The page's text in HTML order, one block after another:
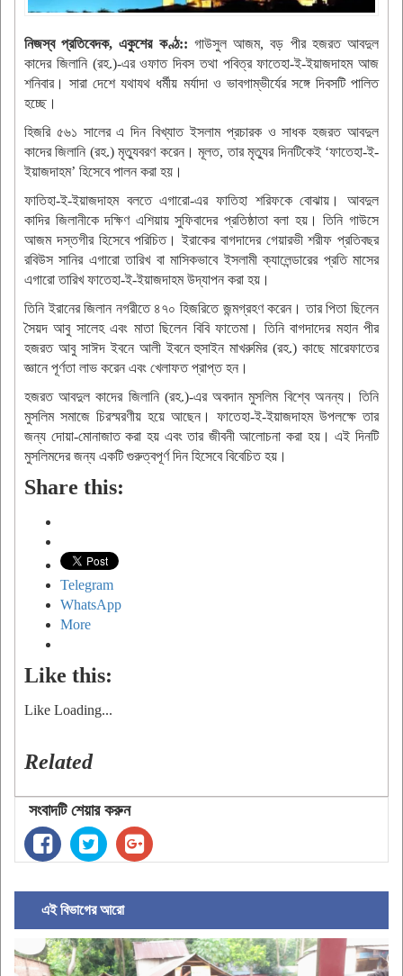
নিজস্ব প্রতিবেদক, একুশের কণ্ঠ:: গাউসুল আজম, বড় পীর হজরত আবদুল
কাদের জিলানি (রহ.)-এর ওফাত দিবস তথা পবিত্র ফাতেহা-ই-ইয়াজদাহম আজ
শনিবার। সারা দেশে যথাযথ ধর্মীয় মর্যাদা ও ভাবগাম্ভীর্যের সঙ্গে দিবসটি পালিত
হচ্ছে।
হিজরি ৫৬১ সালের এ দিন বিখ্যাত ইসলাম প্রচারক ও সাধক হজরত আবদুল
কাদের জিলানি (রহ.) মৃত্যুবরণ করেন। মূলত, তার মৃত্যুর দিনটিকেই ‘ফাতেহা-ই-
ইয়াজদাহম’ হিসেবে পালন করা হয়।
ফাতিহা-ই-ইয়াজদাহম বলতে এগারো-এর ফাতিহা শরিফকে বোঝায়। আবদুল
কাদির জিলানীকে দক্ষিণ এশিয়ায় সুফিবাদের প্রতিষ্ঠাতা বলা হয়। তিনি গাউসে
আজম দস্তগীর হিসেবে পরিচিত। ইরাকের বাগদাদের গেয়ারভী শরীফ প্রতিবছর
রবিউস সানির এগারো তারিখ বা মাসিকভাবে ইসলামী ক্যালেন্ডারের প্রতি মাসের
এগারো তারিখ ফাতেহা-ই-ইয়াজদাহম উদ্যাপন করা হয়।
তিনি ইরানের জিলান নগরীতে ৪৭০ হিজরিতে জন্মগ্রহণ করেন। তার পিতা ছিলেন
সৈয়দ আবু সালেহ এবং মাতা ছিলেন বিবি ফাতেমা। তিনি বাগদাদের মহান পীর
হজরত আবু সাঈদ ইবনে আলী ইবনে হুসাইন মাখরুমির (রহ.) কাছে মারেফাতের
জ্ঞানে পূর্ণতা লাভ করেন এবং খেলাফত প্রাপ্ত হন।
হজরত আবদুল কাদের জিলানি (রহ.)-এর অবদান মুসলিম বিশ্বে অনন্য। তিনি
মুসলিম সমাজে চিরস্মরণীয় হয়ে আছেন। ফাতেহা-ই-ইয়াজদাহম উপলক্ষে তার
জন্য দোয়া-মোনাজাত করা হয় এবং তার জীবনী আলোচনা করা হয়। এই দিনটি
মুসলিমদের জন্য একটি গুরুত্বপূর্ণ দিন হিসেবে বিবেচিত হয়।
Share this:
Telegram
WhatsApp
More
Like this:
Like Loading...
Related
সংবাদটি শেয়ার করুন
এই বিভাগের আরো